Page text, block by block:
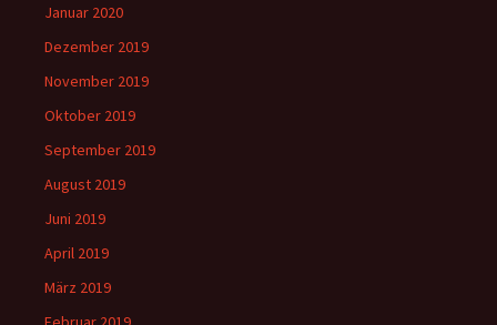
Januar 2020
Dezember 2019
November 2019
Oktober 2019
September 2019
August 2019
Juni 2019
April 2019
März 2019